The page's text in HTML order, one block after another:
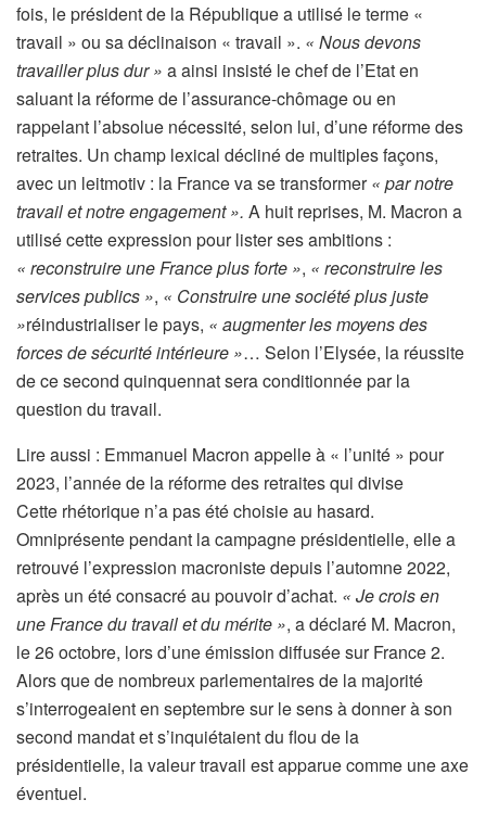
fois, le président de la République a utilisé le terme «
travail » ou sa déclinaison « travail ». « Nous devons
travailler plus dur » a ainsi insisté le chef de l’Etat en
saluant la réforme de l’assurance-chômage ou en
rappelant l’absolue nécessité, selon lui, d’une réforme des
retraites. Un champ lexical décliné de multiples façons,
avec un leitmotiv : la France va se transformer« par notre
travail et notre engagement ». A huit reprises, M. Macron a
utilisé cette expression pour lister ses ambitions :
« reconstruire une France plus forte », « reconstruire les
services publics », « Construire une société plus juste
»réindustrialiser le pays, « augmenter les moyens des
forces de sécurité intérieure »… Selon l’Elysée, la réussite
de ce second quinquennat sera conditionnée par la
question du travail.
Lire aussi : A
r
t
i
c
l
e
r
é
s
e
r
Emmanuel Macron appelle à « l’unité » pour
2023, l’année de la réforme des retraites qui divise
Cette rhétorique n’a pas été choisie au hasard.
Omniprésente pendant la campagne présidentielle, elle a
retrouvé l’expression macroniste depuis l’automne 2022,
après un été consacré au pouvoir d’achat. « Je crois en
une France du travail et du mérite », a déclaré M. Macron,
le 26 octobre, lors d’une émission diffusée sur France 2.
Alors que de nombreux parlementaires de la majorité
s’interrogeaient en septembre sur le sens à donner à son
second mandat et s’inquiétaient du flou de la
présidentielle, la valeur travail est apparue comme une axe
éventuel.